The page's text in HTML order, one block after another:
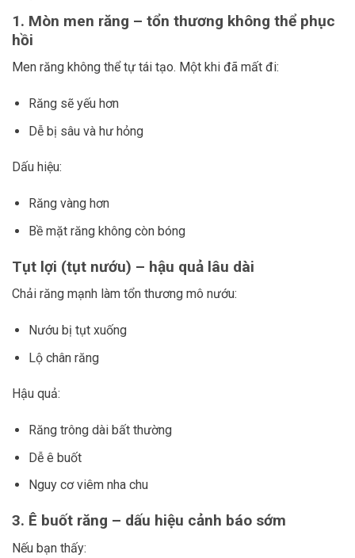
1. Mòn men răng – tổn thương không thể phục
hồi
Men răng không thể tự tái tạo. Một khi đã mất đi:
Răng sẽ yếu hơn
Dễ bị sâu và hư hỏng
Dấu hiệu:
Răng vàng hơn
Bề mặt răng không còn bóng
Tụt lợi (tụt nướu) – hậu quả lâu dài
Chải răng mạnh làm tổn thương mô nướu:
Nướu bị tụt xuống
Lộ chân răng
Hậu quả:
Răng trông dài bất thường
Dễ ê buốt
Nguy cơ viêm nha chu
3. Ê buốt răng – dấu hiệu cảnh báo sớm
Nếu bạn thấy: